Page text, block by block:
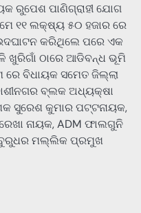
ରୁପେଶ ପାଣିଗ୍ରାହୀ ଯୋଗ
୧୧ ଲକ୍ଷ୍ୟ ୫୦ ହଜାର ରେ
କରିଥିଲେ ପରେ ଏକ
ଖୁରିଗାଁ ଠାରେ ଆଡିବନ୍ଧ ଭୂମି
ରେ ବିଧାୟକ ସମେତ ଜିଲ୍ଲା
ବ୍ଲକ ଅଧ୍ୟକ୍ଷା
ସୁରେଶ କୁମାର ପଟ୍ଟନାୟକ,
ନାୟକ, ADM ଫାଲଗୁନି
ମଲ୍ଲିକ ପ୍ରମୁଖ